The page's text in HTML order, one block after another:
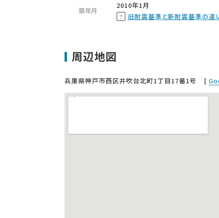
築年月
2010年1月
旧耐震基準と新耐震基準の違
周辺地図
兵庫県神戸市西区井吹台北町1丁目17番1号 [